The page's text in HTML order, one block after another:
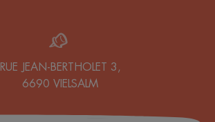
RUE JEAN-BERTHOLET 3,
6690 VIELSALM